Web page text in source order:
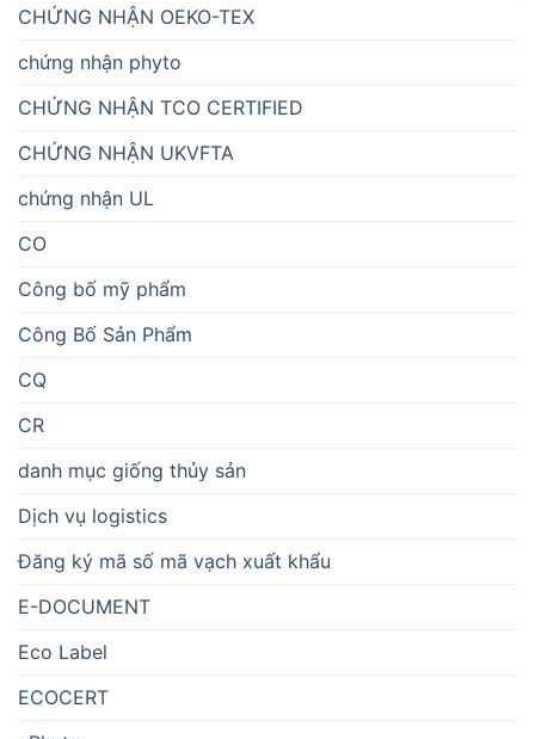
CHỨNG NHẬN OEKO-TEX
chứng nhận phyto
CHỨNG NHẬN TCO CERTIFIED
CHỨNG NHẬN UKVFTA
chứng nhận UL
CO
Công bố mỹ phẩm
Công Bố Sản Phẩm
CQ
CR
danh mục giống thủy sản
Dịch vụ logistics
Đăng ký mã số mã vạch xuất khẩu
E-DOCUMENT
Eco Label
ECOCERT